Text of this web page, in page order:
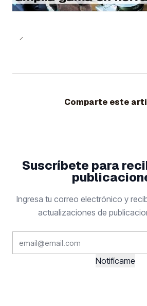
Comparte este
Suscríbete para
Ingresa tu correo electrónico y
actualizaciones de
Notifícame